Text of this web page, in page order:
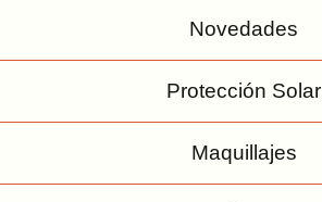
Novedades
Protección Solar
Maquillajes